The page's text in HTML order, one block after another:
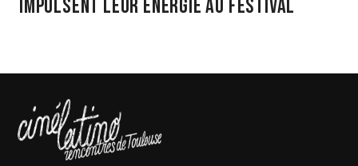
impulsent leur énergie au festival